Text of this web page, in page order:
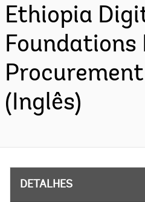
Ethiopia
Foundations
(Inglês)
DETALHES